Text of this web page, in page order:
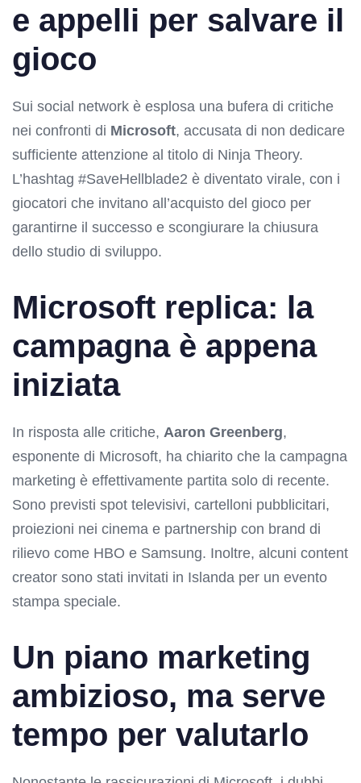
e appelli per salvare il
gioco
Sui social network è esplosa una bufera di critiche
nei confronti di Microsoft, accusata di non dedicare
sufficiente attenzione al titolo di Ninja Theory.
L’hashtag #SaveHellblade2 è diventato virale, con i
giocatori che invitano all’acquisto del gioco per
garantirne il successo e scongiurare la chiusura
dello studio di sviluppo.
Microsoft replica: la
campagna è appena
iniziata
In risposta alle critiche, Aaron Greenberg,
esponente di Microsoft, ha chiarito che la campagna
marketing è effettivamente partita solo di recente.
Sono previsti spot televisivi, cartelloni pubblicitari,
proiezioni nei cinema e partnership con brand di
rilievo come HBO e Samsung. Inoltre, alcuni content
creator sono stati invitati in Islanda per un evento
stampa speciale.
Un piano marketing
ambizioso, ma serve
tempo per valutarlo